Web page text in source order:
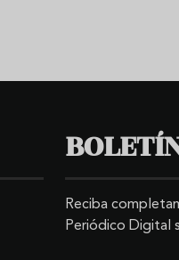
Reciba
Periódico Digital